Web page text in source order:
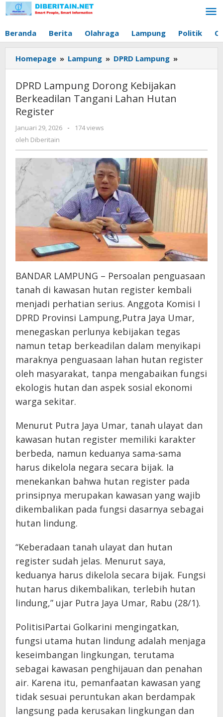
Lewati
ke
Beranda Berita Olahraga Lampung Politik
Homepage » Lampung » DPRD Lampung »
Lampung
DPRD Lampung Dorong Kebijakan
Berkeadilan Tangani Lahan Hutan
Register
Januari 29, 2026
oleh
-
174 views
oleh Diberitain
BANDAR LAMPUNG – Persoalan penguasaan
tanah di kawasan hutan register kembali
menjadi perhatian serius. Anggota Komisi I
DPRD Provinsi Lampung,Putra Jaya Umar,
menegaskan perlunya kebijakan tegas
namun tetap berkeadilan dalam menyikapi
maraknya penguasaan lahan hutan register
oleh masyarakat, tanpa mengabaikan fungsi
ekologis hutan dan aspek sosial ekonomi
warga sekitar.
Menurut Putra Jaya Umar, tanah ulayat dan
kawasan hutan register memiliki karakter
berbeda, namun keduanya sama-sama
harus dikelola negara secara bijak. Ia
menekankan bahwa hutan register pada
prinsipnya merupakan kawasan yang wajib
dikembalikan pada fungsi dasarnya sebagai
hutan lindung.
“Keberadaan tanah ulayat dan hutan
register sudah jelas. Menurut saya,
keduanya harus dikelola secara bijak. Fungsi
hutan harus dikembalikan, terlebih hutan
lindung,” ujar Putra Jaya Umar, Rabu (28/1).
PolitisiPartai Golkarini mengingatkan,
fungsi utama hutan lindung adalah menjaga
keseimbangan lingkungan, terutama
sebagai kawasan penghijauan dan penahan
air. Karena itu, pemanfaatan kawasan yang
tidak sesuai peruntukan akan berdampak
langsung pada kerusakan lingkungan dan